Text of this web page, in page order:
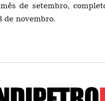
de setembro,
de novembro.